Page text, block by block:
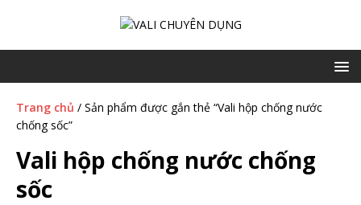
Trang chủ / Sản phẩm được gắn thẻ “Vali hộp chống nước
chống sốc”
Vali hộp chống nước chống
sốc